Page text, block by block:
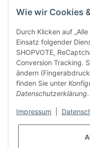
Wie wir Cookies
Durch Klicken auf
Einsatz folgender
SHOPVOTE,
Conversion Tracking.
ändern
finden Sie unter
Datenschutzerklärung.
Impressum
unsere Partner